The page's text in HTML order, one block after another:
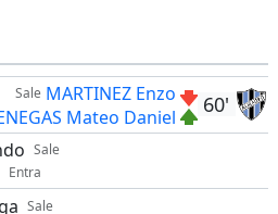
60'
Sale MARTINEZ Enzo
Mateo Daniel
Sale
Entra
Sale